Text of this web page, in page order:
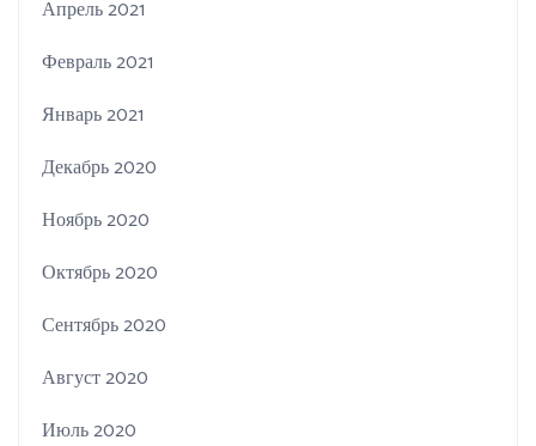
Апрель 2021
Февраль 2021
Январь 2021
Декабрь 2020
Ноябрь 2020
Октябрь 2020
Сентябрь 2020
Август 2020
Июль 2020